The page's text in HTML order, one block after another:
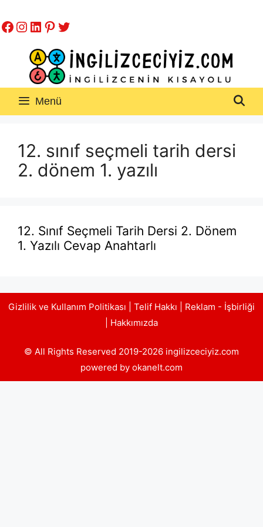
atla
Facebook
Instagram
LinkedIn
Pinterest
Twitter
Menü
12. sınıf seçmeli tarih dersi
2. dönem 1. yazılı
12. Sınıf Seçmeli Tarih Dersi 2. Dönem
1. Yazılı Cevap Anahtarlı
Gizlilik ve Kullanım Politikası Telif Hakkı
Reklam - İşbirliği
Hakkımızda
© All Rights Reserved 2019-2026 ingilizceciyiz.com
powered by okanelt.com